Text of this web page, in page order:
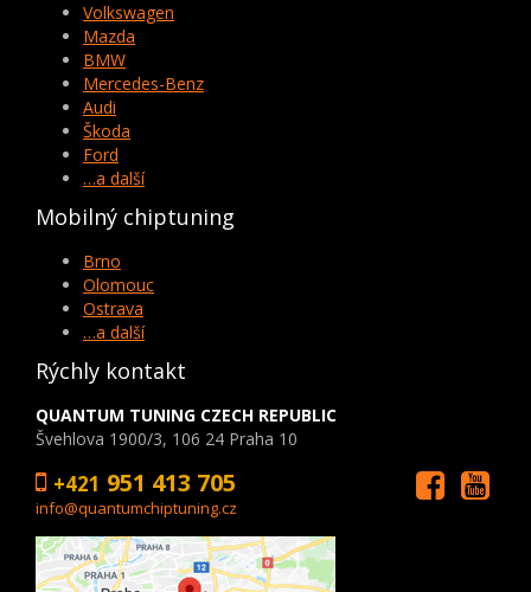
Volkswagen
Mazda
BMW
Mercedes-Benz
Audi
Škoda
Ford
…a další
Mobilný chiptuning
Brno
Olomouc
Ostrava
…a další
Rýchly kontakt
QUANTUM TUNING CZECH REPUBLIC
Švehlova 1900/3, 106 24 Praha 10
+421 951 413 705
info@quantumchiptuning.cz